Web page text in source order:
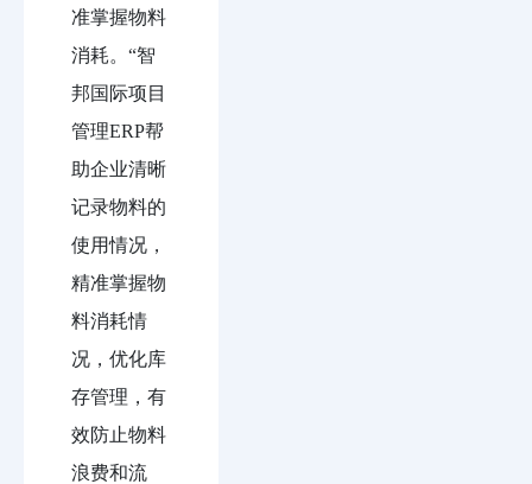
准掌握物料
消耗。“智
邦国际项目
管理ERP帮
助企业清晰
记录物料的
使用情况，
精准掌握物
料消耗情
况，优化库
存管理，有
效防止物料
浪费和流